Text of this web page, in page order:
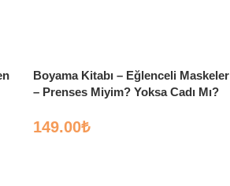
Boyama Kitabı – Eğlenceli Maskeler
– Prenses Miyim? Yoksa Cadı Mı?
149.00₺